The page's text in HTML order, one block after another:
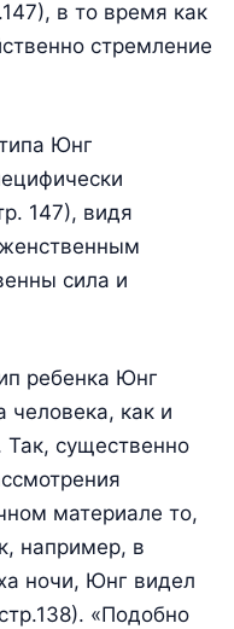
в то время как
стремление
Юнг
147), видя
сила и
ребенка Юнг
человека, как и
Так, существенно
материале то,
например, в
ночи, Юнг видел
«Подобно